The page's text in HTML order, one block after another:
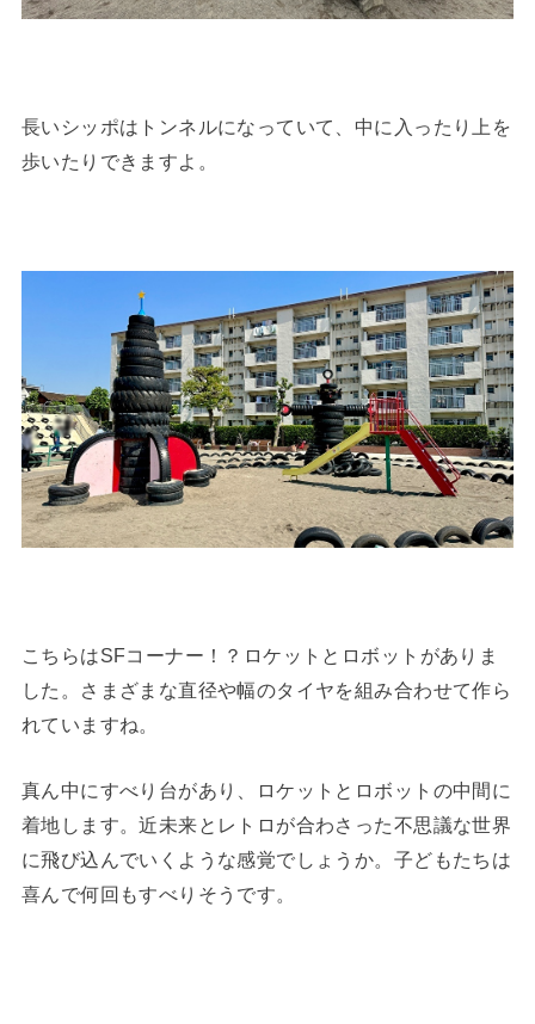
長いシッポはトンネルになっていて、中に入ったり上を
歩いたりできますよ。
こちらはSFコーナー！？ロケットとロボットがありま
した。さまざまな直径や幅のタイヤを組み合わせて作ら
れていますね。
真ん中にすべり台があり、ロケットとロボットの中間に
着地します。近未来とレトロが合わさった不思議な世界
に飛び込んでいくような感覚でしょうか。子どもたちは
喜んで何回もすべりそうです。